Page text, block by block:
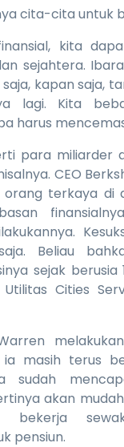
cita-cita untuk
kita
sejahtera.
kapan saja,
lagi. Kita
harus
para miliarder
CEO
terkaya di
Beliau
sejak berusia
Cities
masih terus
sudah
akan
bekerja
pensiun.